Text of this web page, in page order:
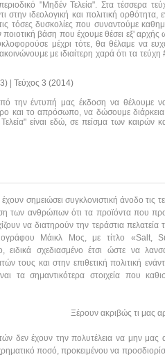
"Μηδέν Τελεία". Στα τέσσερα
ιδεολογική και πολιτική ορθότητα,
τόσες δυσκολίες που συναντούμε
βάση που έχουμε θέσει εξ'
μέχρι τότε, θα θέλαμε να
με ιδιαίτερη χαρά ότι τα
| Τεύχος 3 (2014)
την έντυπή μας έκδοση να θέλουμε
και το απρόσωπο, να δώσουμε
είναι εδώ, σε πείσμα των καιρών
έχουν σημειώσει συγκλονιστική άνοδο τις
των ανθρώπων ότι τα προϊόντα που
να διατηρούν την τεράστια
Μάικλ Μος, με τίτλο «Salt,
ειδικά σχεδιασμένο έτσι ώστε να
τους και στην επιθετική πολιτική
τα σημαντικότερα στοιχεία που
Ξέρουν ακριβώς τι μας
δεν έχουν την πολυτέλεια να μην μας
ποσό, προκειμένου να